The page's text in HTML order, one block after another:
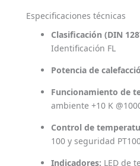
Especificaciones técnicas
Clasificación (DIN
Identificación FL
Potencia de
Funcionamiento de
ambiente +10 K
Control de
100 y seguridad
Indicadores: LED de